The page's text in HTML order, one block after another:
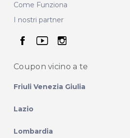
Come Funziona
I nostri partner
seguici su
seguici su
seguici su
Coupon vicino a te
Friuli Venezia Giulia
Lazio
Lombardia